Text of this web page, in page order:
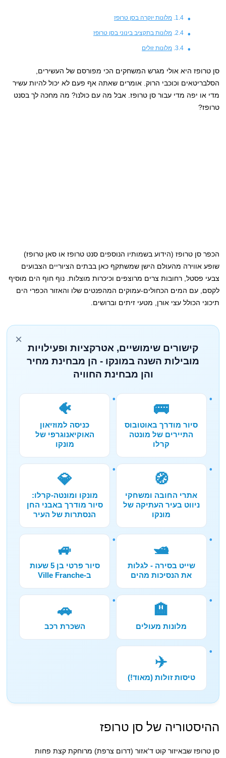
מלונות יוקרה בסן טרופז
מלונות בתקציב בינוני בסן טרופז
מלונות זולים
סן טרופז היא אולי מגרש המשחקים הכי מפורסם של העשירים,
הסלבריטאים וכוכבי הרוק. אומרים שאתה אף פעם לא יכול להיות עשיר
מדי או יפה מדי עבור סן טרופז. אבל מה עם כולנו? מה מחכה לך בסנט
טרופז?
הכפר סן טרופז (הידוע בשמותיו הנוספים סנט טרופז או סאן טרופז)
שופע אווירה מהעולם הישן שמשתקף כאן בבתים הציוריים הצבועים
צבעי פסטל, רחובות צרים מרוצפים וכיכרות מוצלות. נוף חוף הים מוסיף
לקסם, עם המים הכחולים-עמוקים המהפנטים שלו והאזור הכפרי הים
תיכוני הכולל עצי אורן, מטעי זיתים וברושים.
×
קישורים שימושיים, אטרקציות ופעילויות
מובילות השנה במונקו - הן מבחינת מחיר
והן מבחינת החוויה
🚌
סיור מודרך באוטובוס
התיירים של מונטה
קרלו
🐠
כניסה למוזיאון
האוקיאנוגרפי של
מונקו
🧭
אתרי החובה ומשחקי
ניווט בעיר העתיקה של
מונקו
💎
מונקו ומונטה-קרלו:
סיור מודרך באבני החן
הנסתרות של העיר
🛥️
שייט בסירה - לגלות
את הנסיכות מהים
🚙
סיור פרטי בן 5 שעות
ב-Ville Franche
🏨
מלונות מעולים
🚗
השכרת רכב
✈️
טיסות זולות (מאוד!)
ההיסטוריה של סן טרופז
סן טרופז שבאיזור קוט ד'אזור (דרום צרפת) מרוחקת קצת פחות